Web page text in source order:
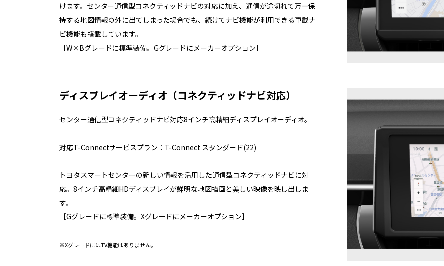
けます。センター通信型コネクティッドナビの対応に加え、通信が途切れて万一保
持する地図情報の外に出てしまった場合でも、続けてナビ機能が利用できる車載ナ
ビ機能も搭載しています。
［W×Bグレードに標準装備。Gグレードにメーカーオプション］
ディスプレイオーディオ（コネクティッドナビ対応）
センター通信型コネクティッドナビ対応8インチ高精細ディスプレイオーディオ。
対応T-Connectサービスプラン：T-Connect スタンダード(22)
トヨタスマートセンターの新しい情報を活用した通信型コネクティッドナビに対
応。8インチ高精細HDディスプレイが鮮明な地図描画と美しい映像を映し出しま
す。
［Gグレードに標準装備。Xグレードにメーカーオプション］
※XグレードにはTV機能はありません。